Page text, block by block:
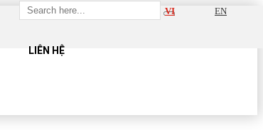
VI EN
LIÊN HỆ